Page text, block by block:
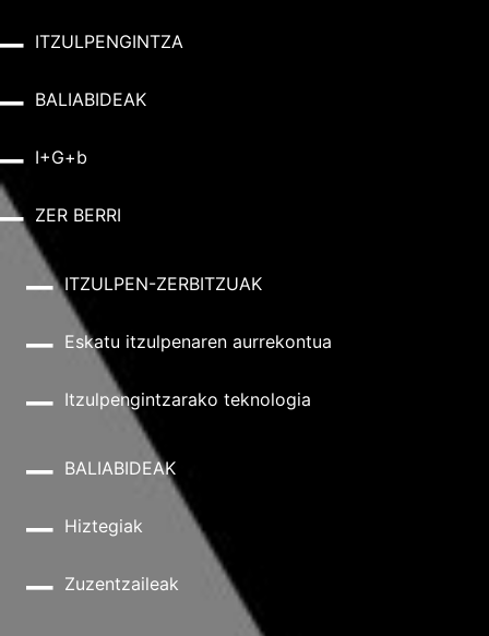
ITZULPENGINTZA
BALIABIDEAK
I+G+b
ZER BERRI
ITZULPEN-ZERBITZUAK
Eskatu itzulpenaren aurrekontua
Itzulpengintzarako teknologia
BALIABIDEAK
Hiztegiak
Zuzentzaileak